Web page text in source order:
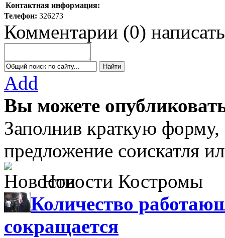
Контактная информация:
Телефон: 326273
Комментарии (0) написать
Add
Вы можете
Заполнив краткую
предложение соискатля
Новости Костромы
Количество
сокращается